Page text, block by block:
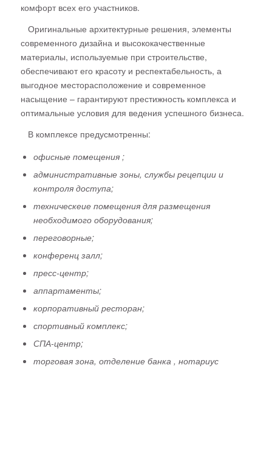
комфорт всех его участников.
Оригинальные архитектурные решения, элементы
современного дизайна и высококачественные
материалы, используемые при строительстве,
обеспечивают его красоту и респектабельность, а
выгодное месторасположение и современное
насыщение – гарантируют престижность комплекса и
оптимальные условия для ведения успешного бизнеса.
В комплексе предусмотренны:
офисные помещения ;
административные зоны, службы рецепции и
контроля доступа;
техническеие помещения для размещения
необходимого оборудования;
переговорные;
конференц залл;
пресс-центр;
аппартаменты;
корпоративный ресторан;
спортивный комплекс;
СПА-центр;
торговая зона, отделение банка , нотариус